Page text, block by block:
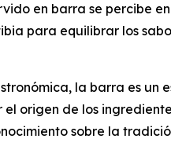
en barra se percibe
para equilibrar los
la barra es un
origen de los
sobre la